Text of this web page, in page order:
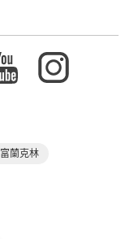
富蘭克林